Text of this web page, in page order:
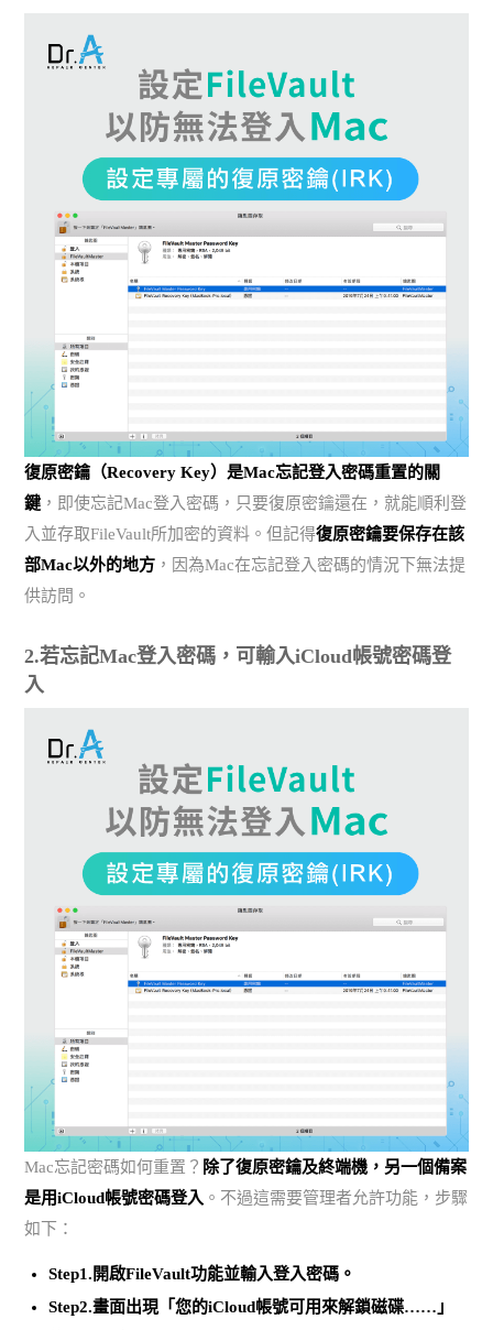
復原密鑰（Recovery Key）是Mac忘記登入密碼重置的關
鍵 ，即使忘記Mac登入密碼，只要復原密鑰還在，就能順利登
入並存取FileVault所加密的資料。但記得復原密鑰要保存在該
部Mac以外的地方 ，因為Mac在忘記登入密碼的情況下無法提
供訪問。
2.若忘記Mac登入密碼，可輸入iCloud帳號密碼登
入
Mac忘記密碼如何重置？ 除了復原密鑰及終端機，另一個備案
是用iCloud帳號密碼登入 。不過這需要管理者允許功能，步驟
如下：
Step1.開啟FileVault功能並輸入登入密碼。
Step2.畫面出現「您的iCloud帳號可用來解鎖磁碟……」